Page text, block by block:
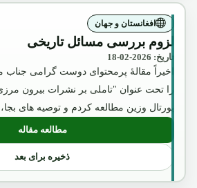
افغانستان و جهان
لزوم بررسی مسائل تاریخی
تاریخ: 2026-02-18
اخیراً مقالۀ پرمحتوای دوست گرامی جناب
را تحت عنوان "تاملی بر نشرات بیرون
پورتال وزین مطالعه کردم و توصیه های
مطالعه مقاله
: لزوم
ذخیره برای بعد